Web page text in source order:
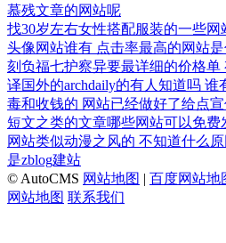
慕残文章的网站呢
找30岁左右女性搭配服装的一些网
头像网站谁有 点击率最高的网站是
刻负福七护察异要最详细的价格单
译国外的archdaily的有人知道吗 谁
毒和收钱的 网站已经做好了给点
短文之类的文章哪些网站可以免费
网站类似动漫之风的 不知道什么
是zblog建站
© AutoCMS 网站地图 | 百度网站地
网站地图 联系我们